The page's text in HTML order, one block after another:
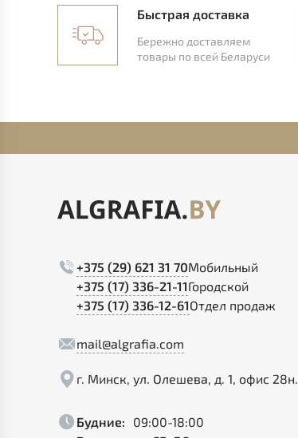
Быстрая доставка
Бережно доставляем
товары по всей Беларуси
+375 (29) 621 31 70Мобильный
+375 (17) 336-21-11Городской
+375 (17) 336-12-61Отдел продаж
mail@algrafia.com
г. Минск, ул. Олешева, д. 1, офис 28н.
Будние:
09:00-18:00